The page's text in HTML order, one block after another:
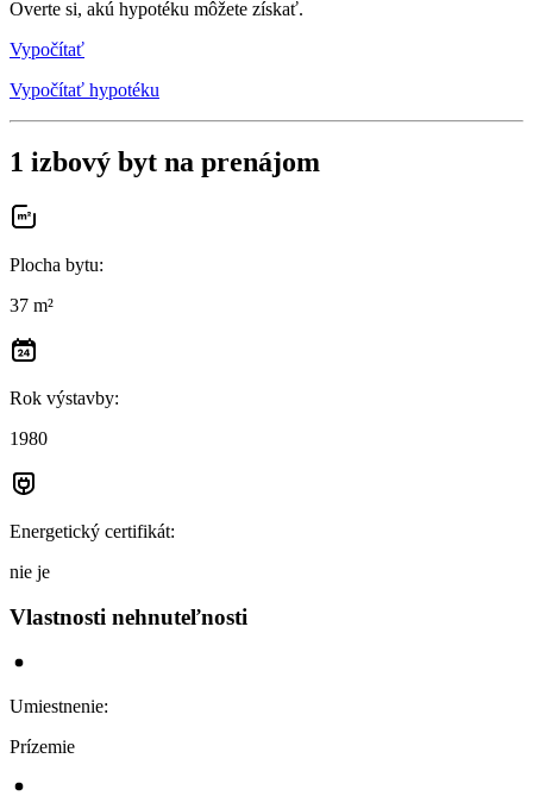
Overte si, akú hypotéku môžete získať.
Vypočítať
Vypočítať hypotéku
1 izbový byt na prenájom
Plocha bytu:
37 m²
Rok výstavby:
1980
Energetický certifikát:
nie je
Vlastnosti nehnuteľnosti
Umiestnenie:
Prízemie